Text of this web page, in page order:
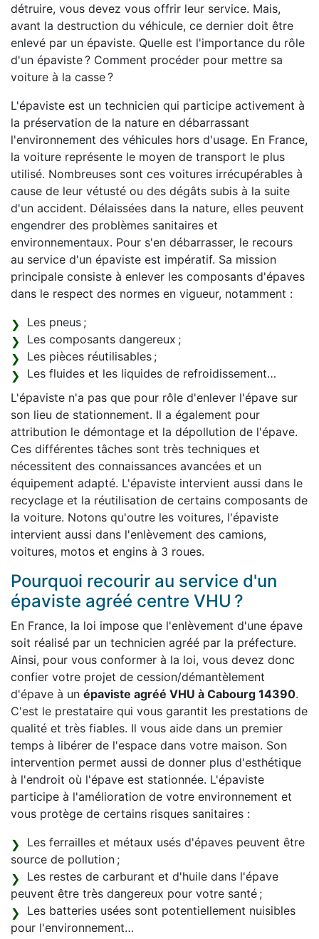
détruire, vous devez vous offrir leur service. Mais,
avant la destruction du véhicule, ce dernier doit être
enlevé par un épaviste. Quelle est l'importance du rôle
d'un épaviste ? Comment procéder pour mettre sa
voiture à la casse ?
L'épaviste est un technicien qui participe activement à
la préservation de la nature en débarrassant
l'environnement des véhicules hors d'usage. En France,
la voiture représente le moyen de transport le plus
utilisé. Nombreuses sont ces voitures irrécupérables à
cause de leur vétusté ou des dégâts subis à la suite
d'un accident. Délaissées dans la nature, elles peuvent
engendrer des problèmes sanitaires et
environnementaux. Pour s'en débarrasser, le recours
au service d'un épaviste est impératif. Sa mission
principale consiste à enlever les composants d'épaves
dans le respect des normes en vigueur, notamment :
Les pneus ;
Les composants dangereux ;
Les pièces réutilisables ;
Les fluides et les liquides de refroidissement…
L'épaviste n'a pas que pour rôle d'enlever l'épave sur
son lieu de stationnement. Il a également pour
attribution le démontage et la dépollution de l'épave.
Ces différentes tâches sont très techniques et
nécessitent des connaissances avancées et un
équipement adapté. L'épaviste intervient aussi dans le
recyclage et la réutilisation de certains composants de
la voiture. Notons qu'outre les voitures, l'épaviste
intervient aussi dans l'enlèvement des camions,
voitures, motos et engins à 3 roues.
Pourquoi recourir au service d'un
épaviste agréé centre VHU ?
En France, la loi impose que l'enlèvement d'une épave
soit réalisé par un technicien agréé par la préfecture.
Ainsi, pour vous conformer à la loi, vous devez donc
confier votre projet de cession/démantèlement
d'épave à un épaviste agréé VHU à Cabourg 14390.
C'est le prestataire qui vous garantit les prestations de
qualité et très fiables. Il vous aide dans un premier
temps à libérer de l'espace dans votre maison. Son
intervention permet aussi de donner plus d'esthétique
à l'endroit où l'épave est stationnée. L'épaviste
participe à l'amélioration de votre environnement et
vous protège de certains risques sanitaires :
Les ferrailles et métaux usés d'épaves peuvent être
source de pollution ;
Les restes de carburant et d'huile dans l'épave
peuvent être très dangereux pour votre santé ;
Les batteries usées sont potentiellement nuisibles
pour l'environnement…